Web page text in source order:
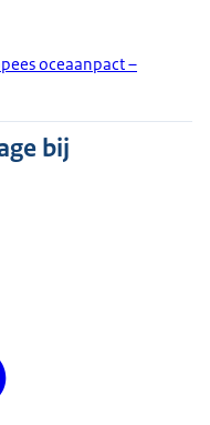
oceaanpact –
bij